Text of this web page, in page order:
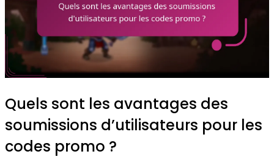
Quels sont les avantages des
soumissions d’utilisateurs pour les
codes promo ?